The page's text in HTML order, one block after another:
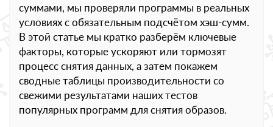
суммами, мы проверяли программы в реальных
условиях с обязательным подсчётом хэш-сумм.
В этой статье мы кратко разберём ключевые
факторы, которые ускоряют или тормозят
процесс снятия данных, а затем покажем
сводные таблицы производительности со
свежими результатами наших тестов
популярных программ для снятия образов.